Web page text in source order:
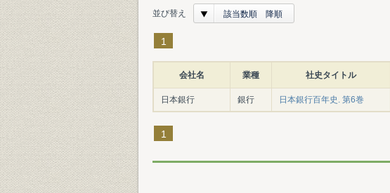
並び替え 該当数順 降順
1
会社名 業種 社史タイトル
日本銀行 銀行 日本銀行百年史. 第6巻
1